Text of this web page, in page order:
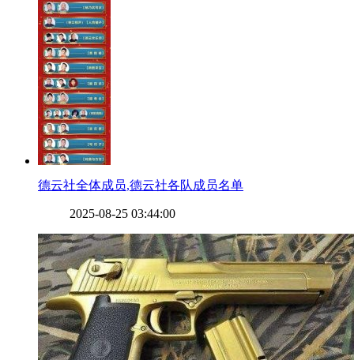
​德云社全体成员,德云社各队成员名单
2025-08-25 03:44:00